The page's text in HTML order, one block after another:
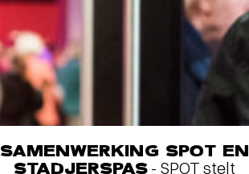
SAMENWERKING SPOT EN
STADJERSPAS - SPOT stelt